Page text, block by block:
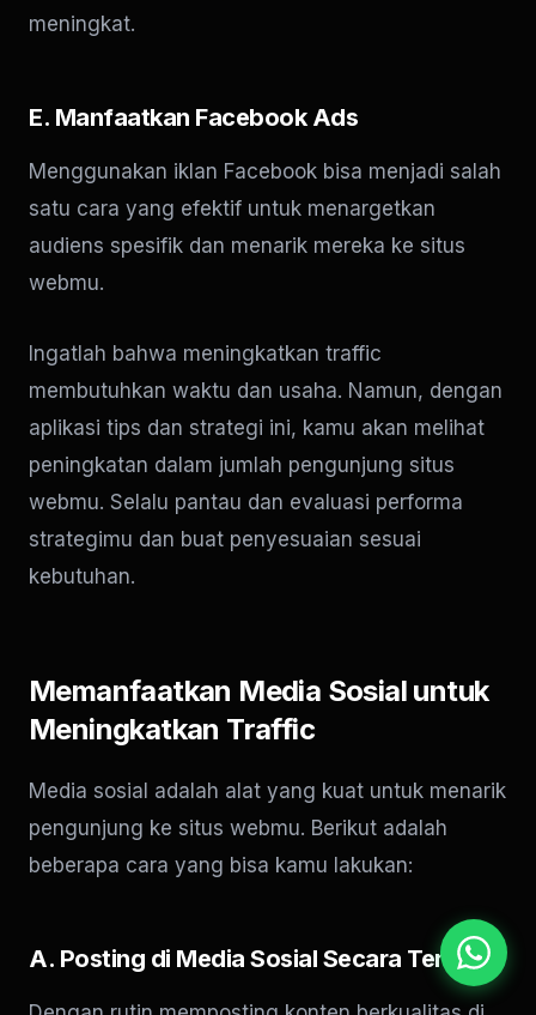
meningkat.
E. Manfaatkan Facebook Ads
Menggunakan iklan Facebook bisa menjadi salah
satu cara yang efektif untuk menargetkan
audiens spesifik dan menarik mereka ke situs
webmu.
Ingatlah bahwa meningkatkan traffic
membutuhkan waktu dan usaha. Namun, dengan
aplikasi tips dan strategi ini, kamu akan melihat
peningkatan dalam jumlah pengunjung situs
webmu. Selalu pantau dan evaluasi performa
strategimu dan buat penyesuaian sesuai
kebutuhan.
Memanfaatkan Media Sosial untuk
Meningkatkan Traffic
Media sosial adalah alat yang kuat untuk menarik
pengunjung ke situs webmu. Berikut adalah
beberapa cara yang bisa kamu lakukan:
A. Posting di Media Sosial Secara Teratur